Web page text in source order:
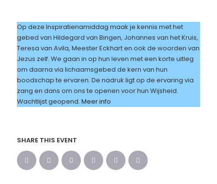
Op deze Inspiratienamiddag maak je kennis met het
gebed van Hildegard van Bingen, Johannes van het Kruis,
Teresa van Avila, Meester Eckhart en ook de woorden van
Jezus zelf. We gaan in op hun leven met een korte uitleg
om daarna via lichaamsgebed de kern van hun
boodschap te ervaren. De nadruk ligt op de ervaring via
zang en dans om ons te openen voor hun Wijsheid.
Wachtlijst geopend. Meer info
SHARE THIS EVENT